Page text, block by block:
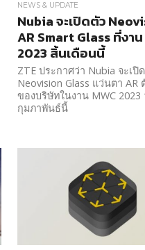
NEWS & UPDATE
Nubia จะเปิดตัว
AR Smart Glass ที่งาน
2023 สิ้นเดือนนี้
ZTE ประกาศว่า Nubia จะเปิ
Neovision Glass แว่นตา AR
ของบริษัทในงาน MWC 2023
กุมภาพันธ์นี้